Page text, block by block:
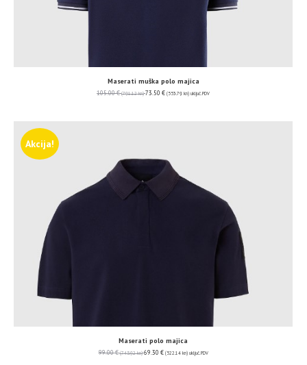
Maserati muška polo majica
105.00€ (791.12 kn) 73.50 € (553.79 kn) uključ. PDV
Akcija!
Maserati polo majica
99.00€ (745.92 kn) 69.30 € (522.14 kn) uključ. PDV